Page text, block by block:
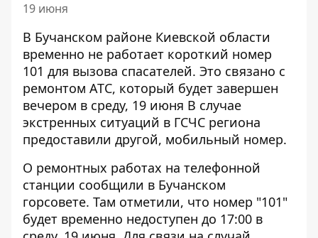
19 июня
В Бучанском районе Киевской области
временно не работает короткий номер
101 для вызова спасателей. Это связано с
ремонтом АТС, который будет завершен
вечером в среду, 19 июня В случае
экстренных ситуаций в ГСЧС региона
предоставили другой, мобильный номер.
О ремонтных работах на телефонной
станции сообщили в Бучанском
горсовете. Там отметили, что номер "101"
будет временно недоступен до 17:00 в